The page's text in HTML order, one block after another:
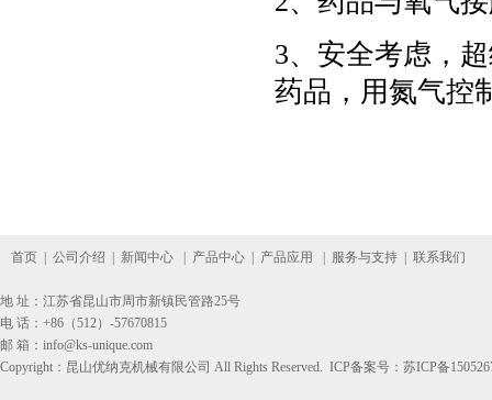
3、安全考虑，
药品，用氮气控
首页 公司介绍 新闻中心 产品中心 产品应用 服务与支持 联系我们
地 址：江苏省昆山市周市新镇民管路25号
电 话：+86（512）-57670815
邮 箱：info@ks-unique.com
Copyright：昆山优纳克机械有限公司 All Rights Reserved. ICP备案号： 苏ICP备